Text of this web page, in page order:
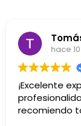
hace
¡Excelente
recomiendo